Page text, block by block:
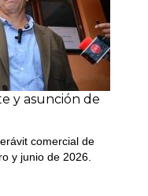
y asunción de
comercial de
y junio de 2026.